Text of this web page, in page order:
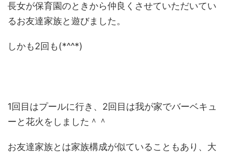
長女が保育園のときから仲良くさせていただいてい
るお友達家族と遊びました。
しかも2回も(*^^*)
1回目はプールに行き、2回目は我が家でバーベキュ
ーと花火をしました＾＾
お友達家族とは家族構成が似ていることもあり、大